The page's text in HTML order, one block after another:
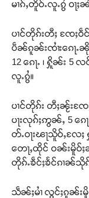
မၢၵ်ႇတိူဝ်ႉလူႉၵွႆ ဝႃႈ
ပၢင်တိုၵ်းတီႈ ၸႄႈဝဵ
ပဵၼ်ၵူၼ်းၸၢႆးၵေႃႉ
12 ၵေႃႉ ၊ ႁိူၼ်း 5
လူႉၵွႆ။
ပၢင်တိုၵ်း တီႈၼႂ်းၸႄ
ပႃးလုၵ်ႈဢွၼ်ႇ 5 ၵေႃ
တ်ႉဝႃးၽႃသိူဝ်ႇလႄ
တေႃႇထိုင် ဝၼ်းမိူဝ်
တိုၵ်ႉၶဵင်ႈၶႅင်ၵၢၼ်သိုၵ်
သဵၼ်ႈမၢႆ လွင်ႈၵူၼ်း